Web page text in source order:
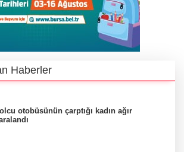
Haberler
otobüsünün çarptığı kadın ağır